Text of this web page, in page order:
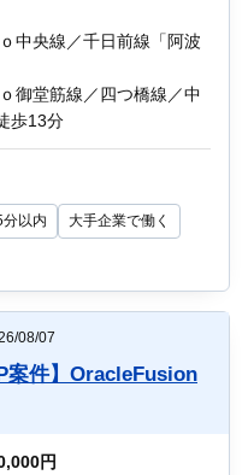
て、バージョンアップ調
ます。
査・見積りから一連の流
におススメです。
、システムテスト
ラリ）
ブラリ）
はお気軽にご相談くださ
中央線／千日前線「阿波
御堂筋線／四つ橋線／中
歩13分
以内 大手企業で働く
08/07
案件】OracleFusion
円